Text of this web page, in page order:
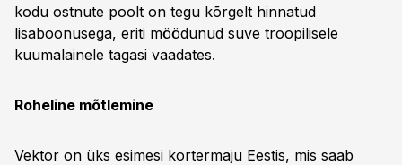
kodu ostnute poolt on tegu kõrgelt hinnatud
lisaboonusega, eriti möödunud suve troopilisele
kuumalainele tagasi vaadates.
Roheline mõtlemine
Vektor on üks esimesi kortermaju Eestis, mis saab